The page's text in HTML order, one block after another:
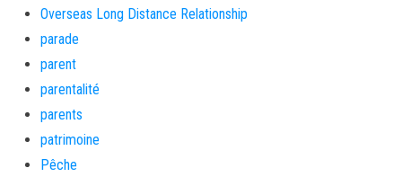
Overseas Long Distance Relationship
parade
parent
parentalité
parents
patrimoine
Pêche